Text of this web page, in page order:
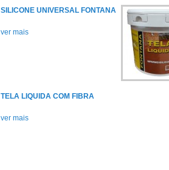
SILICONE UNIVERSAL FONTANA
ver mais
TELA LIQUIDA COM FIBRA
ver mais